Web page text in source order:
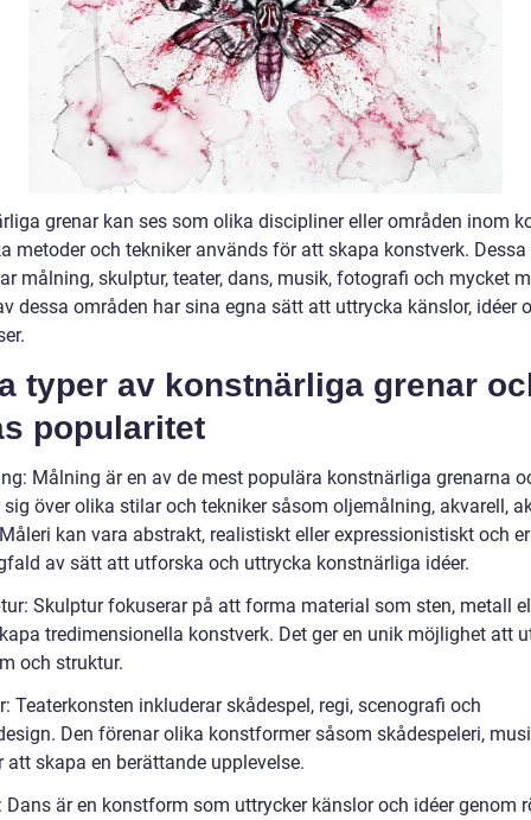
grenar kan ses som olika discipliner eller områden inom
metoder och tekniker används för att skapa konstverk. Dessa
målning, skulptur, teater, dans, musik, fotografi och mycket
dessa områden har sina egna sätt att uttrycka känslor, idéer
typer av konstnärliga grenar
popularitet
Målning är en av de mest populära konstnärliga grenarna
sig över olika stilar och tekniker såsom oljemålning, akvarell,
kan vara abstrakt, realistiskt eller expressionistiskt och
av sätt att utforska och uttrycka konstnärliga idéer.
Skulptur fokuserar på att forma material som sten, metall
tredimensionella konstverk. Det ger en unik möjlighet att
och struktur.
Teaterkonsten inkluderar skådespel, regi, scenografi och
Den förenar olika konstformer såsom skådespeleri,
att skapa en berättande upplevelse.
Dans är en konstform som uttrycker känslor och idéer genom